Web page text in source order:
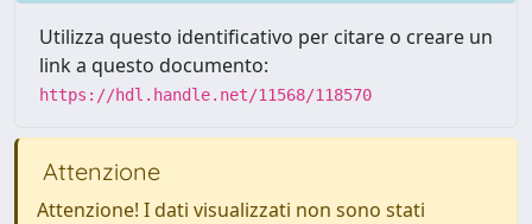
Utilizza questo identificativo per citare o creare un
link a questo documento:
https://hdl.handle.net/11568/118570
Attenzione
Attenzione! I dati visualizzati non sono stati